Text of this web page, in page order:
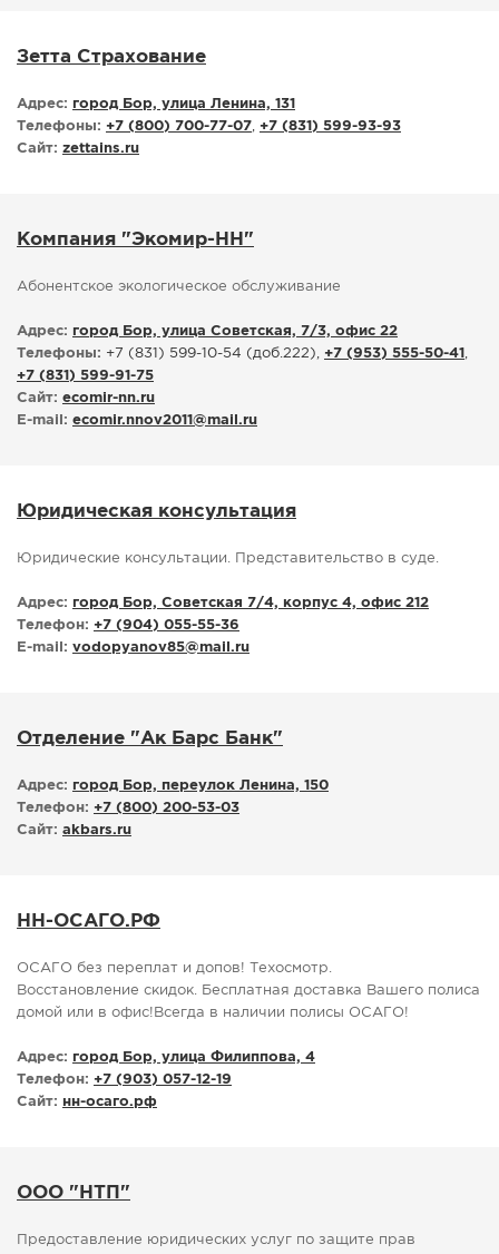
Зетта Страхование
Адрес: город Бор, улица Ленина, 131
Телефоны: +7 (800) 700-77-07, +7 (831) 599-93-93
Сайт: zettains.ru
Компания "Экомир-НН"
Абонентское экологическое обслуживание
Адрес: город Бор, улица Советская, 7/3, офис 22
Телефоны: +7 (831) 599-10-54 (доб.222), +7 (953) 555-50-41 ,
+7 (831) 599-91-75
Сайт: ecomir-nn.ru
E-mail: ecomir.nnov2011@mail.ru
Юридическая консультация
Юридические консультации. Представительство в суде.
Адрес: город Бор, Советская 7/4, корпус 4, офис 212
Телефон: +7 (904) 055-55-36
E-mail: vodopyanov85@mail.ru
Отделение "Ак Барс Банк"
Адрес: город Бор, переулок Ленина, 150
Телефон: +7 (800) 200-53-03
Сайт: akbars.ru
НН-ОСАГО.РФ
ОСАГО без переплат и допов! Техосмотр.
Восстановление скидок. Бесплатная доставка Вашего полиса
домой или в офис!Всегда в наличии полисы ОСАГО!
Адрес: город Бор, улица Филиппова, 4
Телефон: +7 (903) 057-12-19
Сайт: нн-осаго.рф
ООО "НТП"
Предоставление юридических услуг по защите прав